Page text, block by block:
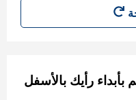
بأبداء رأيك بالأسفل